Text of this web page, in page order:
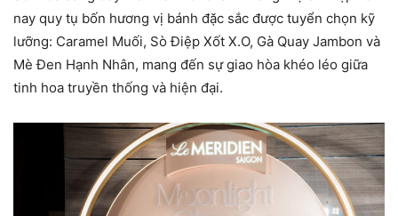
nay quy tụ bốn hương vị bánh đặc sắc được tuyển chọn kỹ
lưỡng: Caramel Muối, Sò Điệp Xốt X.O, Gà Quay Jambon và
Mè Đen Hạnh Nhân, mang đến sự giao hòa khéo léo giữa
tinh hoa truyền thống và hiện đại.